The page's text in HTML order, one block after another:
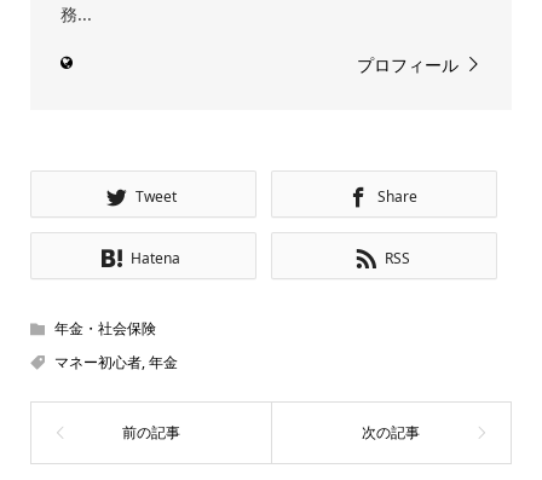
務...
プロフィール
Tweet Share
Hatena RSS
年金・社会保険
マネー初心者,年金